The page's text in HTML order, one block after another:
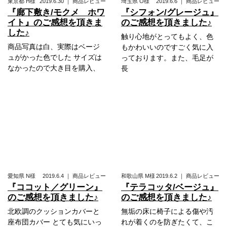
『廊下敷き/モクメ ホワ
イト』のご感想を頂きま
した♪
商品写真は白、実際はベージ
ュがかった色でした サイズは
なかったので大き目を購入、
『シフォン/グレージュ』
のご感想を頂きました♪
触り心地がとってもよく、色
もかわいいのですごく気に入
っております。また、毛足が
長
愛知県 N様 2019.6.4 ｜ 商品レビュー
『ココット／グリーン』
のご感想を頂きました♪
北欧調のクッションカバーと
座布団カバー とても気にいっ
和歌山県 M様2019.6.2 ｜ 商品レビュー
『テラコッタ/ベージュ』
のご感想を頂きました♪
無垢の床に椅子による傷や汚
れが着くのを防ぎたくて、こ